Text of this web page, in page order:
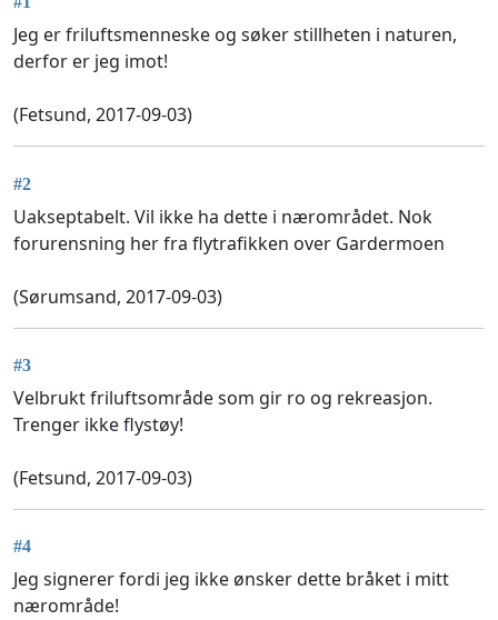
Jeg er friluftsmenneske og søker stillheten i naturen,
derfor er jeg imot!
(Fetsund, 2017-09-03)
#2
Uakseptabelt. Vil ikke ha dette i nærområdet. Nok
forurensning her fra flytrafikken over Gardermoen
(Sørumsand, 2017-09-03)
#3
Velbrukt friluftsområde som gir ro og rekreasjon.
Trenger ikke flystøy!
(Fetsund, 2017-09-03)
#4
Jeg signerer fordi jeg ikke ønsker dette bråket i mitt
nærområde!